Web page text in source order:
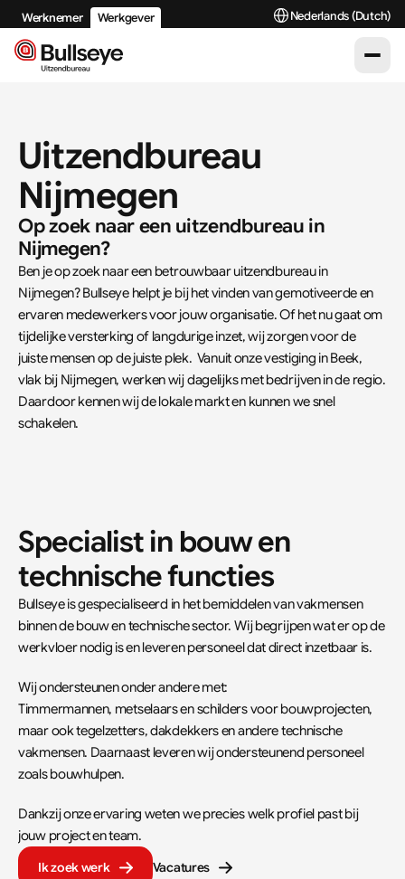
Uitzendbureau
Nijmegen
Op zoek naar een uitzendbureau in
Nijmegen?
Ben je op zoek naar een betrouwbaar uitzendbureau in
Nijmegen? Bullseye helpt je bij het vinden van gemotiveerde en
ervaren medewerkers voor jouw organisatie. Of het nu gaat om
tijdelijke versterking of langdurige inzet, wij zorgen voor de
juiste mensen op de juiste plek.  Vanuit onze vestiging in Beek,
vlak bij Nijmegen, werken wij dagelijks met bedrijven in de regio.
Daardoor kennen wij de lokale markt en kunnen we snel
schakelen.
Specialist in bouw en
technische functies
Bullseye is gespecialiseerd in het bemiddelen van vakmensen
binnen de bouw en technische sector. Wij begrijpen wat er op de
werkvloer nodig is en leveren personeel dat direct inzetbaar is.
Wij ondersteunen onder andere met:
Timmermannen, metselaars en schilders voor bouwprojecten,
maar ook tegelzetters, dakdekkers en andere technische
vakmensen. Daarnaast leveren wij ondersteunend personeel
zoals bouwhulpen.
Dankzij onze ervaring weten we precies welk profiel past bij
jouw project en team.
Ik zoek werk
Vacatures
Werknemer Werkgever Select Language
Nederlands (Dutch)